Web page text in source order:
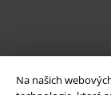
Na našich
Stáhněte si